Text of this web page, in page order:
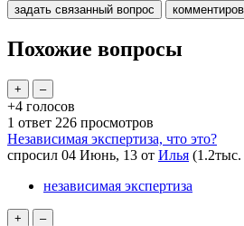
Похожие вопросы
+4 голосов
1 ответ 226 просмотров
Независимая экспертиза, что это?
спросил 04 Июнь, 13 от Илья (1.2тыс.
независимая экспертиза